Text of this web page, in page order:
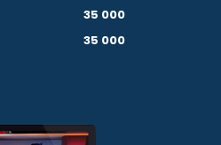
35 000
35 000